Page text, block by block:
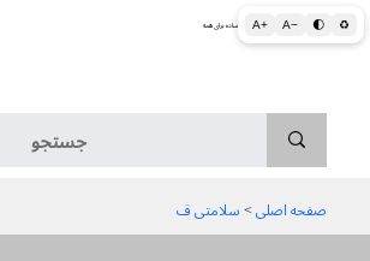
A+ A− 🌓 ♻ اطلاعات پزشکی و بهداشتی به زبان ساده برای همه
صفحه اصلی > سلامتی ف